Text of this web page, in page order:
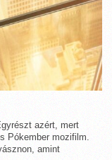
azért, mert
Pókember mozifilm.
amint